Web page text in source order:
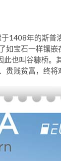
1408年的斯普
宝石一样镶嵌
也叫谷糠桥。
贱贫富，终将